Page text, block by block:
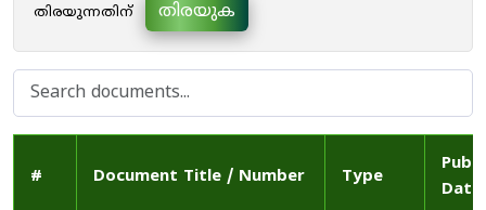
തിരയുന്നതിന്
തിരയുക
# Document Title / Number Type
Date